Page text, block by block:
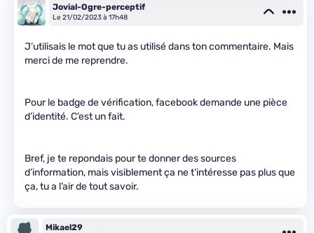
Jovial-Ogre-perceptif
Le 21/02/2023 à 17h48
J’utilisais le mot que tu as utilisé dans ton commentaire. Mais
merci de me reprendre.
Pour le badge de vérification, facebook demande une pièce
d’identité. C’est un fait.
Bref, je te repondais pour te donner des sources
d’information, mais visiblement ça ne t’intéresse pas plus que
ça, tu a l’air de tout savoir.
Mikael29